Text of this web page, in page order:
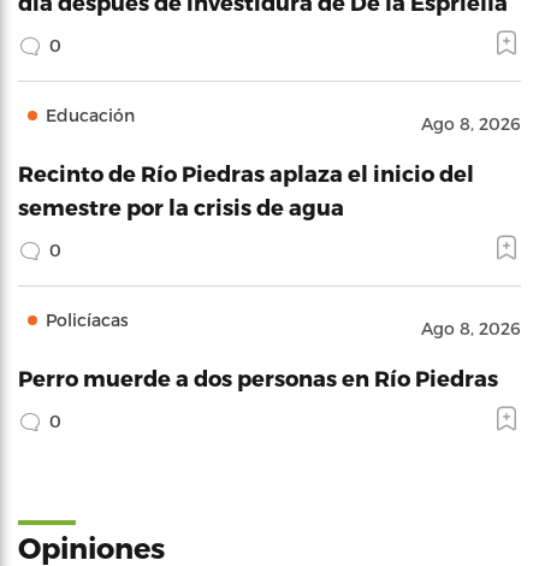
0
Educación Ago 8, 2026
Recinto de Río Piedras aplaza el inicio del
semestre por la crisis de agua
0
Policíacas Ago 8, 2026
Perro muerde a dos personas en Río Piedras
0
Opiniones